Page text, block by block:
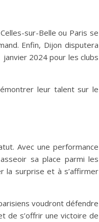
sur-Belle ou Paris se
Enfin, Dijon disputera
2024 pour les clubs
leur talent sur le
Avec une performance
sa place parmi les
la surprise et à s’affirmer
voudront défendre
de s’offrir une victoire de